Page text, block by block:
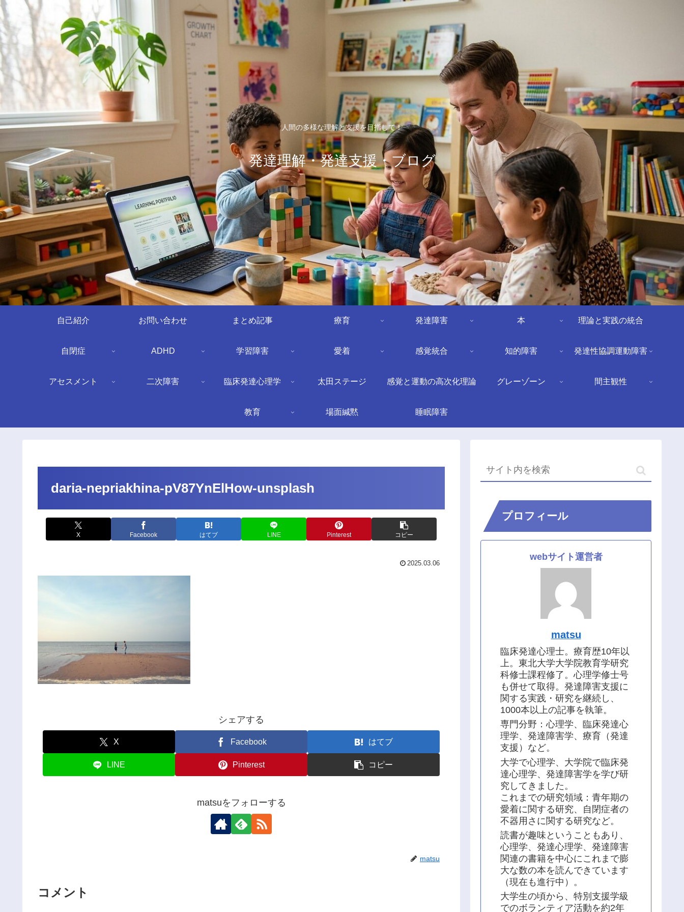
人間の多様な理解と支援を目指して！
発達理解・発達支援・ブログ
自己紹介 お問い合わせ まとめ記事 療育 発達障害 本 理論と実践の統合
自閉症 ADHD 学習障害 愛着 感覚統合 知的障害 発達性協調運動障害
アセスメント 二次障害 臨床発達心理学 太田ステージ 感覚と運動の高次化理論 グレーゾーン 間主観性
教育 場面緘黙 睡眠障害
daria-nepriakhina-pV87YnElHow-unsplash
X Facebook はてブ LINE Pinterest コピー
2025.03.06
シェアする
X Facebook はてブ
LINE Pinterest コピー
matsuをフォローする
matsu
コメント
プロフィール
webサイト運営者
matsu
臨床発達心理士。療育歴10年以
上。東北大学大学院教育学研究
科修士課程修了。心理学修士号
も併せて取得。発達障害支援に
関する実践・研究を継続し、
1000本以上の記事を執筆。
専門分野：心理学、臨床発達心
理学、発達障害学、療育（発達
支援）など。
大学で心理学、大学院で臨床発
達心理学、発達障害学を学び研
究してきました。
これまでの研究領域：青年期の
愛着に関する研究、自閉症者の
不器用さに関する研究など。
読書が趣味ということもあり、
心理学、発達心理学、発達障害
関連の書籍を中心にこれまで膨
大な数の本を読んできています
（現在も進行中）。
大学生の頃から、特別支援学級
でのボランティア活動を約2年